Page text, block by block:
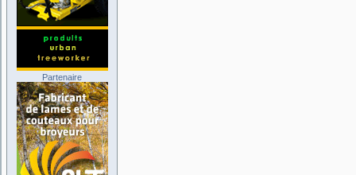
Partenaire